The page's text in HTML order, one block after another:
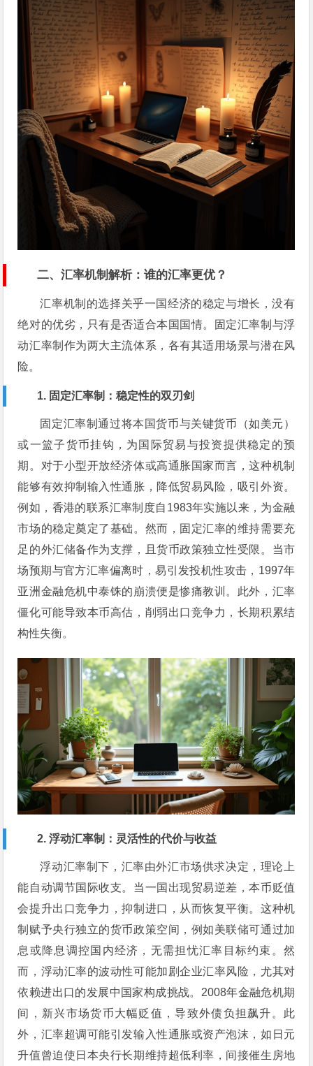
二、汇率机制解析：谁的汇率更优？
汇率机制的选择关乎一国经济的稳定与增长，没有
绝对的优劣，只有是否适合本国国情。固定汇率制与浮
动汇率制作为两大主流体系，各有其适用场景与潜在风
险。
1. 固定汇率制：稳定性的双刃剑
固定汇率制通过将本国货币与关键货币（如美元）
或一篮子货币挂钩，为国际贸易与投资提供稳定的预
期。对于小型开放经济体或高通胀国家而言，这种机制
能够有效抑制输入性通胀，降低贸易风险，吸引外资。
例如，香港的联系汇率制度自1983年实施以来，为金融
市场的稳定奠定了基础。然而，固定汇率的维持需要充
足的外汇储备作为支撑，且货币政策独立性受限。当市
场预期与官方汇率偏离时，易引发投机性攻击，1997年
亚洲金融危机中泰铢的崩溃便是惨痛教训。此外，汇率
僵化可能导致本币高估，削弱出口竞争力，长期积累结
构性失衡。
2. 浮动汇率制：灵活性的代价与收益
浮动汇率制下，汇率由外汇市场供求决定，理论上
能自动调节国际收支。当一国出现贸易逆差，本币贬值
会提升出口竞争力，抑制进口，从而恢复平衡。这种机
制赋予央行独立的货币政策空间，例如美联储可通过加
息或降息调控国内经济，无需担忧汇率目标约束。然
而，浮动汇率的波动性可能加剧企业汇率风险，尤其对
依赖进出口的发展中国家构成挑战。2008年金融危机期
间，新兴市场货币大幅贬值，导致外债负担飙升。此
外，汇率超调可能引发输入性通胀或资产泡沫，如日元
升值曾迫使日本央行长期维持超低利率，间接催生房地